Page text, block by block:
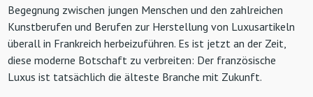
Begegnung zwischen jungen Menschen und den zahlreichen
Kunstberufen und Berufen zur Herstellung von Luxusartikeln
überall in Frankreich herbeizuführen. Es ist jetzt an der Zeit,
diese moderne Botschaft zu verbreiten: Der französische
Luxus ist tatsächlich die älteste Branche mit Zukunft.